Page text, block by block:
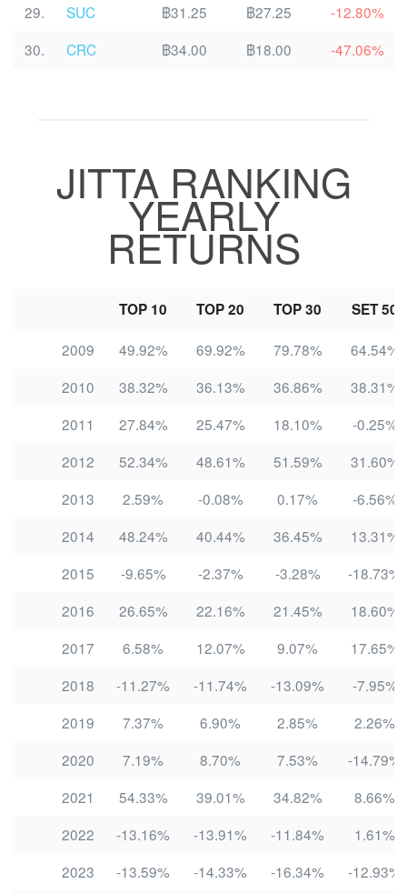
29.
SUC ฿31.25 ฿27.25
-12.80%
30.
CRC ฿34.00 ฿18.00 -47.06%
JITTA RANKING
YEARLY
RETURNS
TOP 10 TOP 20 TOP 30
SET 50
2009
49.92% 69.92% 79.78%
64.54%
2010
38.32% 36.13% 36.86%
38.31%
2011
27.84% 25.47% 18.10%
-0.25%
2012
52.34% 48.61% 51.59%
31.60%
2013
2.59% -0.08% 0.17%
-6.56%
2014
48.24% 40.44% 36.45%
13.31%
2015
-9.65% -2.37% -3.28%
-18.73%
2016
26.65% 22.16% 21.45%
18.60%
2017
6.58% 12.07% 9.07%
17.65%
2018
-11.27% -11.74% -13.09%
-7.95%
2019
7.37% 6.90% 2.85%
2.26%
2020
7.19% 8.70% 7.53%
-14.79%
2021
54.33% 39.01% 34.82%
8.66%
2022
-13.16% -13.91% -11.84%
1.61%
2023
-13.59% -14.33% -16.34%
-12.93%